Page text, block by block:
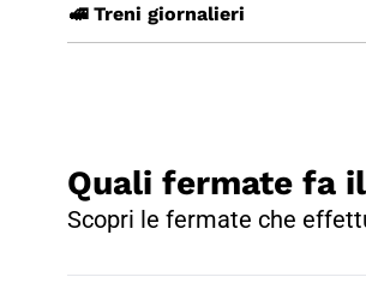
🚅 Treni giornalieri
Quali fermate fa
Scopri le fermate che